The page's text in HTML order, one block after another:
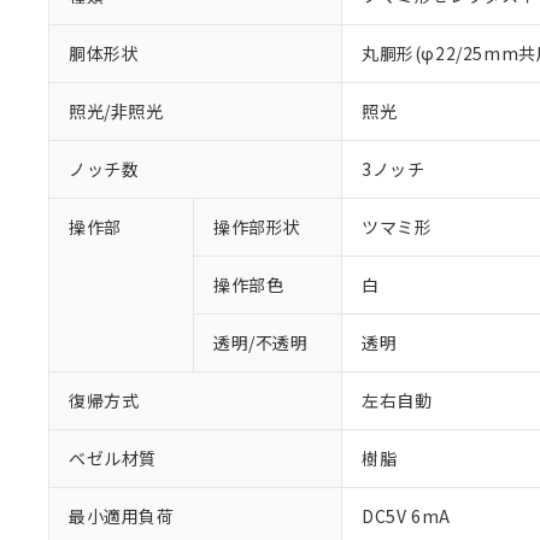
胴体形状 丸胴形(φ22/25mm共
照光/非照光 照光
ノッチ数 3ノッチ
操作部 操作部形状 ツマミ形
操作部色 白
透明/不透明 透明
復帰方式 左右自動
ベゼル材質 樹脂
最小適用負荷 DC5V 6mA